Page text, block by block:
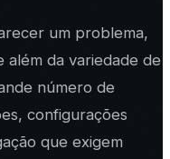
um problema,
além da variedade de
número de
configurações
que exigem